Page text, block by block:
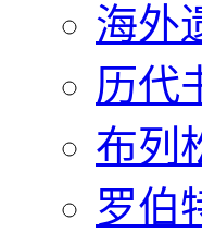
海外
历代
布列
罗伯